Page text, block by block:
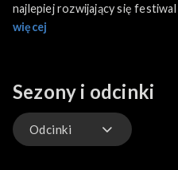
najlepiej rozwijający się
Zdrojewski. W konkursie
więcej
Sezony i odcinki
Odcinki